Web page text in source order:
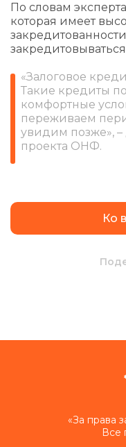
По словам
которая имеет
«Залоговое
Такие кредиты
комфортные
переживаем
увидим позже»,
проекта ОНФ.
Ко
«За права
Все